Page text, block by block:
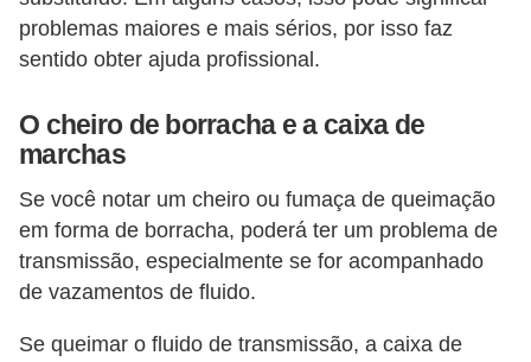
problemas maiores e mais sérios, por isso faz
sentido obter ajuda profissional.
O cheiro de borracha e a caixa de
marchas
Se você notar um cheiro ou fumaça de queimação
em forma de borracha, poderá ter um problema de
transmissão, especialmente se for acompanhado
de vazamentos de fluido.
Se queimar o fluido de transmissão, a caixa de
o
t
r
s
N
o
t
c